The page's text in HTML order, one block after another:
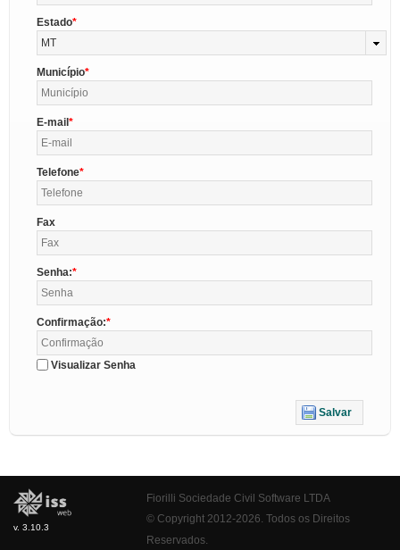
Estado
MT
Município
E-mail
Telefone
Fax
Senha:
Confirmação:
Visualizar Senha
Salvar
v. 3.10.3
Fiorilli Sociedade Civil Software LTDA
© Copyright 2012-2026. Todos os Direitos
Reservados.